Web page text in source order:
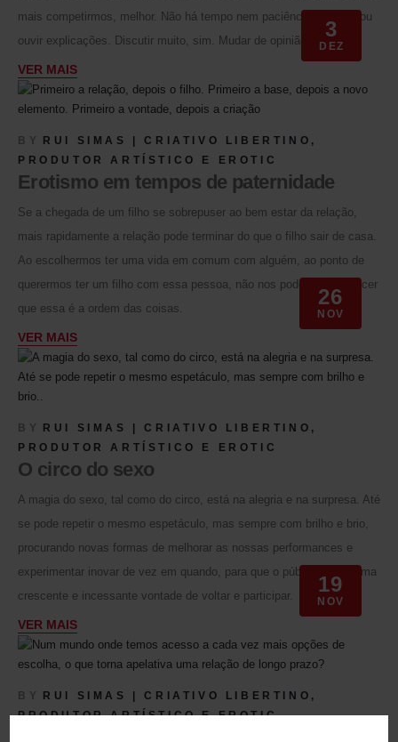
3
DEZ
mais competirmos, melhor. Não há tempo nem paciência para dar ou
ouvir explicações. Discutir muito, sim. Mudar de opinião, não.
VER MAIS
26
NOV
BY
RUI SIMAS | CRIATIVO LIBERTINO,
PRODUTOR ARTÍSTICO E EROTIC
Erotismo em tempos de paternidade
Se a chegada de um filho se sobrepuser ao bem estar da relação,
mais rapidamente a relação pode terminar do que o filho sair de casa.
Ao escolhermos ter uma vida em comum com alguém, ao ponto de
querermos ter um filho com essa pessoa, não nos podemos esquecer
que essa é a ordem das coisas.
VER MAIS
19
NOV
BY
RUI SIMAS | CRIATIVO LIBERTINO,
PRODUTOR ARTÍSTICO E EROTIC
O circo do sexo
A magia do sexo, tal como do circo, está na alegria e na surpresa. Até
se pode repetir o mesmo espetáculo, mas sempre com brilho e brio,
procurando novas formas de melhorar as nossas performances e
experimentar inovar de vez em quando, para que o público tenha uma
crescente e incessante vontade de voltar e participar.
VER MAIS
BY
RUI SIMAS | CRIATIVO LIBERTINO,
PRODUTOR ARTÍSTICO E EROTIC